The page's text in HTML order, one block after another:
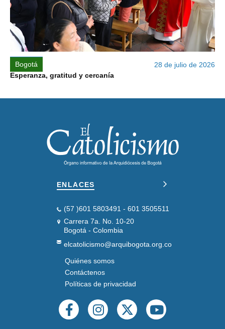
Bogotá
28 de julio de 2026
Esperanza, gratitud y cercanía
ENLACES
(57 )601 5803491 - 601 3505511
Carrera 7a. No. 10-20
Bogotá - Colombia
elcatolicismo@arquibogota.org.co
PIE
DE
PÁGINA
SEGUNDO
Quiénes somos
Contáctenos
Políticas de privacidad
REDES
SOCIALES